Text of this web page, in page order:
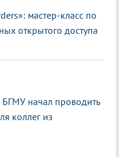
мастер-класс по
открытого доступа
БГМУ начал проводить
коллег из